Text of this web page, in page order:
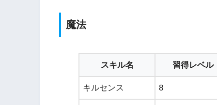
魔法
スキル名 習得レベル
キルセンス 8